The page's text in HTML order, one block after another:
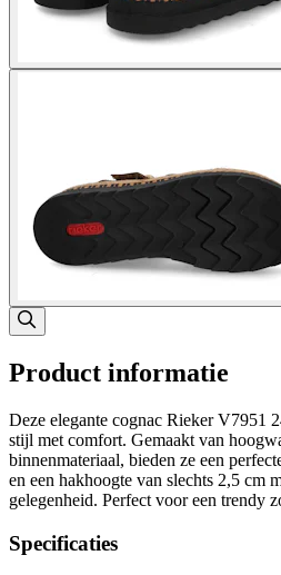
Product informatie
Deze elegante cognac Rieker V7951
stijl met comfort. Gemaakt van
binnenmateriaal, bieden ze een
en een hakhoogte van slechts 2,5 cm
gelegenheid. Perfect voor een trendy
Specificaties